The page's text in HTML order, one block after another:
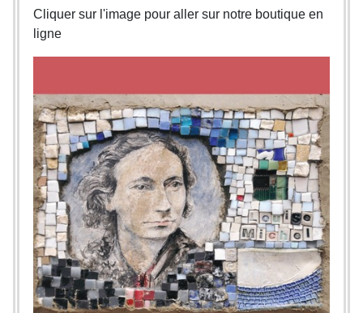
Cliquer sur l'image pour aller sur notre boutique en
ligne